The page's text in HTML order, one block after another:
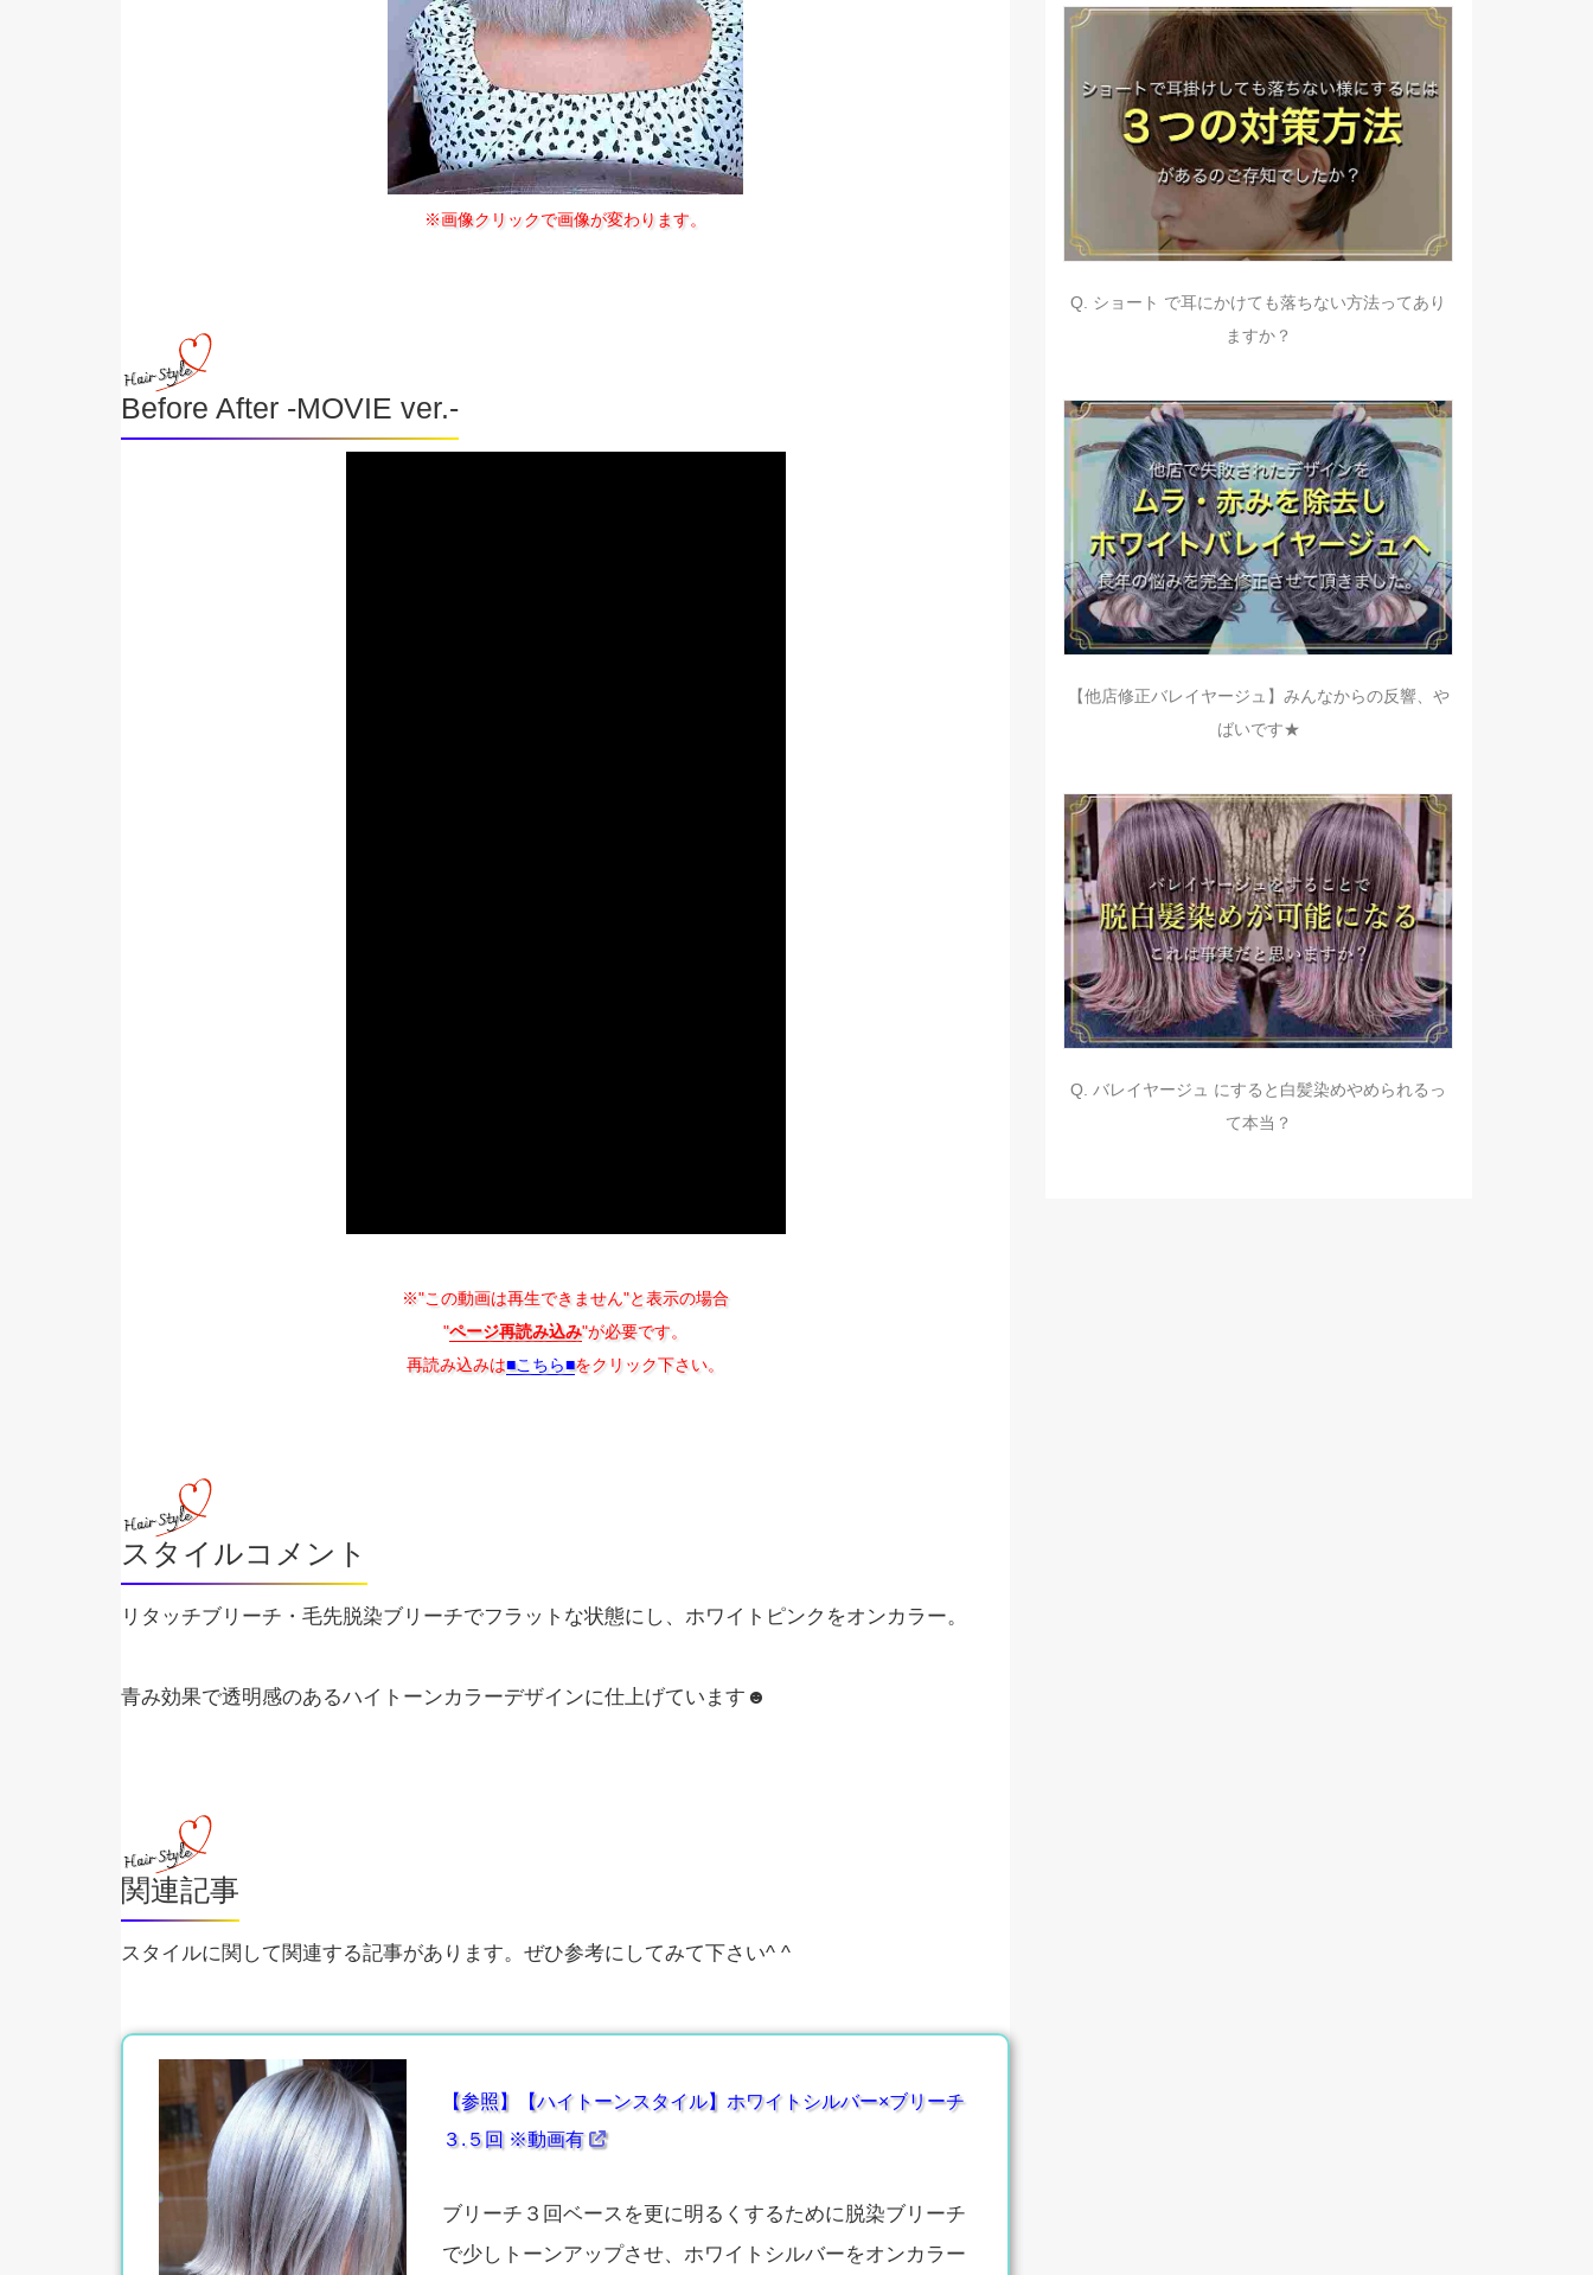
※画像クリックで画像が変わります。
Before After -MOVIE ver.-
※"この動画は再生できません"と表示の場合
"ページ再読み込み"が必要です。
再読み込みは■こちら■をクリック下さい。
スタイルコメント
リタッチブリーチ・毛先脱染ブリーチでフラットな状態にし、ホワイトピンクをオンカラー。
青み効果で透明感のあるハイトーンカラーデザインに仕上げています☻
関連記事
スタイルに関して関連する記事があります。ぜひ参考にしてみて下さい^ ^
【参照】【ハイトーンスタイル】ホワイトシルバー×ブリーチ
３.５回 ※動画有
ブリーチ３回ベースを更に明るくするために脱染ブリーチ
で少しトーンアップさせ、ホワイトシルバーをオンカラー
Q. ショート で耳にかけても落ちない方法ってあり
ますか？
【他店修正バレイヤージュ】みんなからの反響、や
ばいです★
Q. バレイヤージュ にすると白髪染めやめられるっ
て本当？